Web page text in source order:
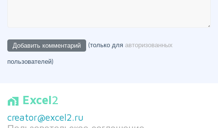
(только для авторизованных
пользователей)
home_work Excel2
creator@excel2.ru